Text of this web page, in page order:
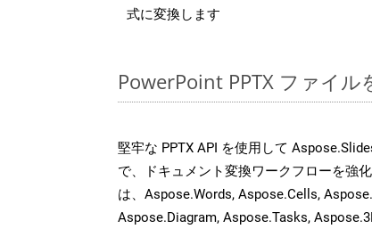
式に変換します
PowerPoint PPTX ファイ
堅牢な PPTX API を使用して
で、ドキュメント変換ワークフローを強
は、Aspose.Words, Aspose.Cells,
Aspose.Diagram, Aspose.Tasks,